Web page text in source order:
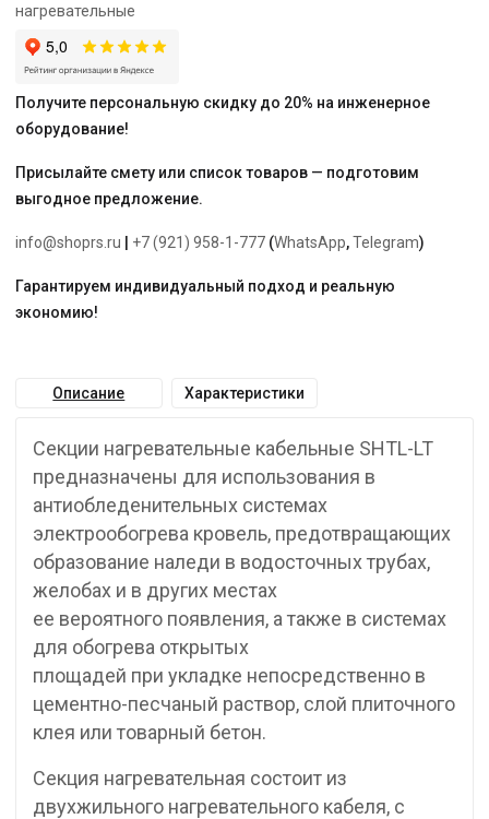
нагревательные
Получите персональную скидку до 20% на инженерное
оборудование!
Присылайте смету или список товаров — подготовим
выгодное предложение.
info@shoprs.ru +7 (921) 958-1-777 (WhatsApp,Telegram)
Гарантируем индивидуальный подход и реальную
экономию!
Описание Характеристики
Секции нагревательные кабельные SHTL-LT
предназначены для использования в
антиобледенительных системах
электрообогрева кровель, предотвращающих
образование наледи в водосточных трубах,
желобах и в других местах
ее вероятного появления, а также в системах
для обогрева открытых
площадей при укладке непосредственно в
цементно-песчаный раствор, слой плиточного
клея или товарный бетон.
Секция нагревательная состоит из
двухжильного нагревательного кабеля, с